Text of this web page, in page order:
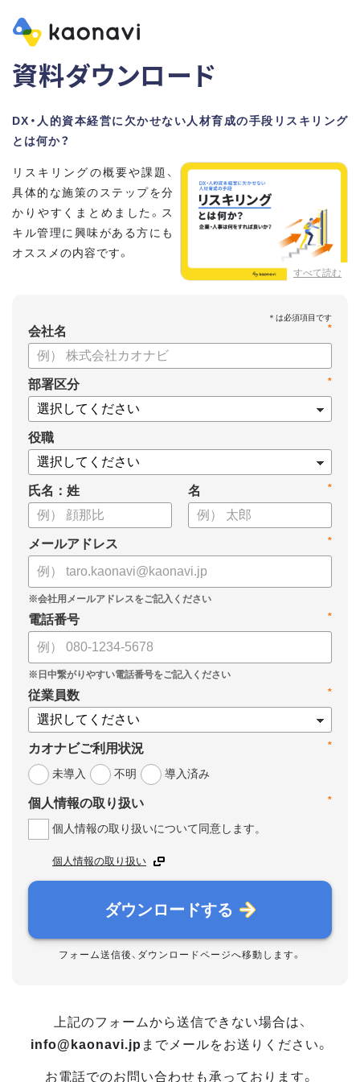
資料ダウンロード
DX・人的資本経営に欠かせない人材育成の手段リスキリング
とは何か？
すべて読む
リスキリングの概要や課題、
具体的な施策のステップを分
かりやすくまとめました。ス
キル管理に興味がある方にも
オススメの内容です。
・リスキリングに取り組むメリット
・リスキリングの問題とその解決方法
*
会社名
*
部署区分
役職
氏名：姓 *
名
*
メールアドレス
*
電話番号
*
従業員数
*
カオナビご利用状況
未導入
不明 導入済み
*
個人情報の取り扱い
個人情報の取り扱いについて同意します。
個人情報の取り扱い
ダウンロードする
フォーム送信後、ダウンロードページへ移動します。
上記のフォームから送信できない場合は、
info@kaonavi.jp までメールをお送りください。
お電話でのお問い合わせも承っております。